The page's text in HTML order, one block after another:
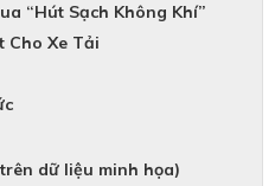
“Hút Sạch Không Khí”
Cho Xe Tải
dữ liệu minh họa)